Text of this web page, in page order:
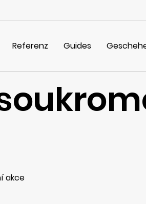
Referenz Guides
akce